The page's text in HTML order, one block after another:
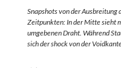
Snapshots von der Ausbreitung
Zeitpunkten: In der Mitte sieht
umgebenen Draht. Während
sich der shock von der